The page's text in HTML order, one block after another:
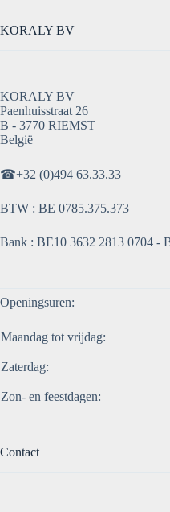
KORALY BV
KORALY BV
Paenhuisstraat 26
B - 3770 RIEMST
België
☎+32 (0)494 63.33.33
BTW : BE 0785.375.373
Bank : BE10 3632 2813 0704 -
Openingsuren:
Maandag tot vrijdag:
Zaterdag:
Zon- en feestdagen:
Contact